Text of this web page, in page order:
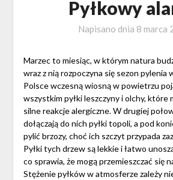
Pyłkowy
Napisano dnia 8 marca
Marzec to miesiąc, w którym natura
wraz z nią rozpoczyna się sezon pylenia
Polsce wczesną wiosną w powietrzu
wszystkim pyłki leszczyny i olchy, które
silne reakcje alergiczne. W drugiej
dołączają do nich pyłki topoli, a pod
pylić brzozy, choć ich szczyt przypada
Pyłki tych drzew są lekkie i łatwo
co sprawia, że mogą przemieszczać się
Stężenie pyłków w atmosferze zależy